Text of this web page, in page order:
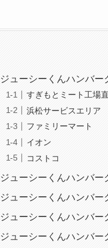
ジューシーくんハンバ
すぎもとミート工場
浜松サービスエリア
ファミリーマート
イオン
コストコ
ジューシーくんハンバー
ジューシーくんハンバー
ジューシーくんハンバー
ジューシーくんハンバ